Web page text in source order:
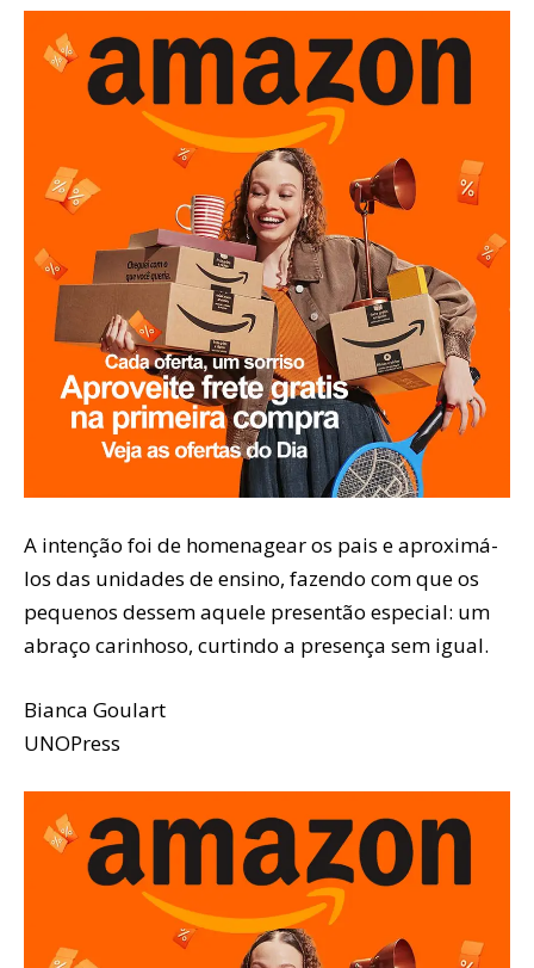
A intenção foi de homenagear os pais e aproximá-
los das unidades de ensino, fazendo com que os
pequenos dessem aquele presentão especial: um
abraço carinhoso, curtindo a presença sem igual.
Bianca Goulart
UNOPress